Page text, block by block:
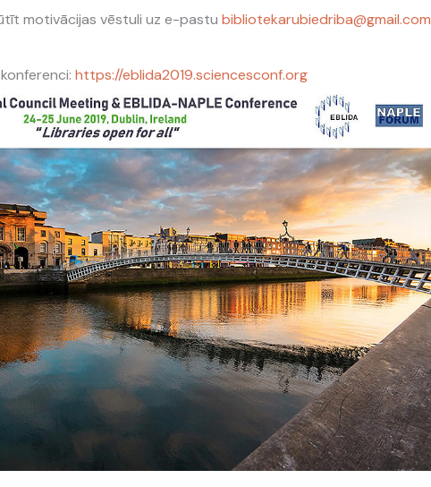
motivācijas vēstuli uz e-pastu bibliotekarubiedriba@gmail.com
https://eblida2019.sciencesconf.org